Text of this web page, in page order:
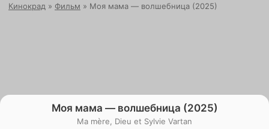
Кинокрад » Фильм » Моя мама — волшебница (2025)
Моя мама — волшебница (2025)
Ma mère, Dieu et Sylvie Vartan